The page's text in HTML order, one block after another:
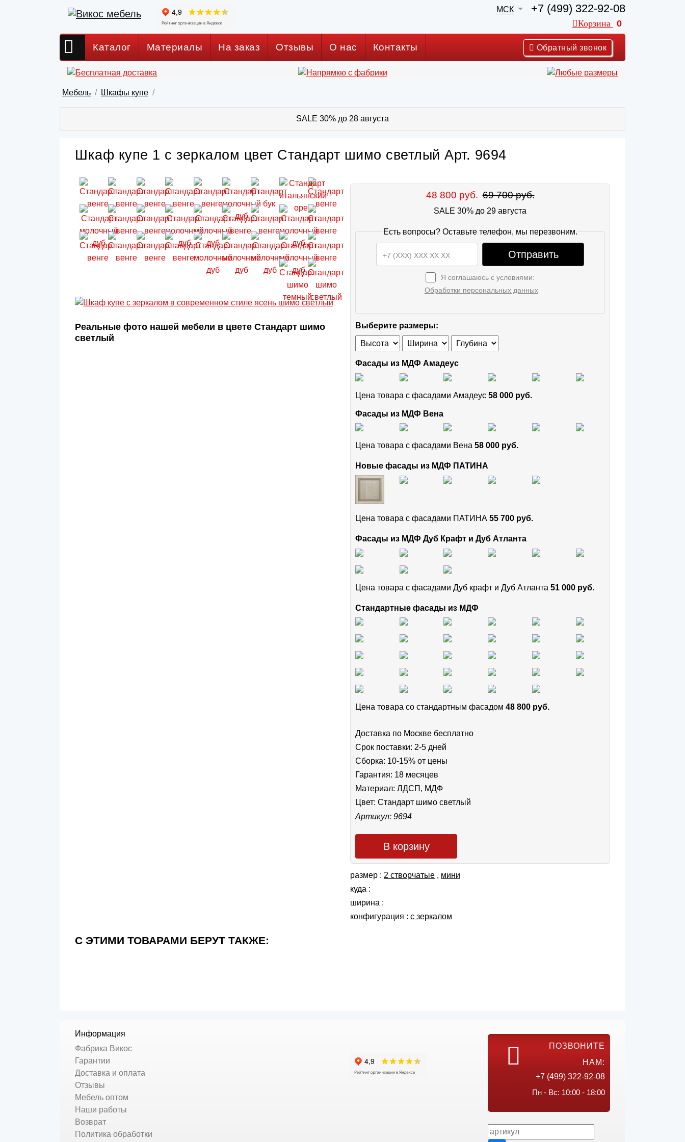
МСК +7 (499) 322-92-08
Корзина 0
Каталог Материалы На заказ Отзывы О нас Контакты Обратный звонок
Мебель Шкафы купе
SALE 30% до 28 августа
Шкаф купе 1 с зеркалом цвет Стандарт шимо светлый Арт. 9694
Реальные фото нашей мебели в цвете Стандарт шимо
светлый
48 800 руб. 69 700 руб.
SALE 30% до 29 августа
Есть вопросы? Оставьте телефон, мы перезвоним.
Отправить
Я соглашаюсь с условиями:
Обработки персональных данных
Выберите размеры:
Фасады из МДФ Амадеус
Цена товара с фасадами Амадеус 58 000 руб.
Фасады из МДФ Вена
Цена товара с фасадами Вена 58 000 руб.
Новые фасады из МДФ ПАТИНА
Цена товара с фасадами ПАТИНА 55 700 руб.
Фасады из МДФ Дуб Крафт и Дуб Атланта
Цена товара с фасадами Дуб крафт и Дуб Атланта 51 000 руб.
Стандартные фасады из МДФ
Цена товара cо стандартным фасадом 48 800 руб.
Доставка по Москве бесплатно
Срок поставки: 2-5 дней
Сборка: 10-15% от цены
Гарантия: 18 месяцев
Материал: ЛДСП, МДФ
Цвет: Стандарт шимо светлый
Артикул: 9694
В корзину
размер : 2 створчатые , мини
куда :
ширина :
конфигурация : с зеркалом
С ЭТИМИ ТОВАРАМИ БЕРУТ ТАКЖЕ:
Информация
Фабрика Викос
Гарантии
Доставка и оплата
Отзывы
Мебель оптом
Наши работы
Возврат
Политика обработки
ПОЗВОНИТЕ
НАМ:
+7 (499) 322-92-08
Пн - Вс: 10:00 - 18:00